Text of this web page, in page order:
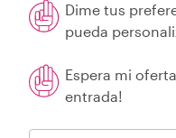
Dime tus
pueda
Espera mi
entrada!